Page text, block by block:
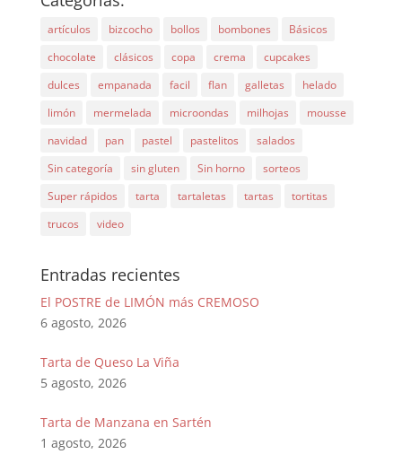
artículos bizcocho bollos bombones
Básicos
chocolate
clásicos copa crema
cupcakes
dulces
empanada facil flan galletas
helado
limón
mermelada microondas milhojas
mousse
navidad
pan pastel pastelitos
salados
Sin categoría
sin gluten Sin horno
sorteos
Super rápidos
tarta tartaletas tartas
tortitas
trucos
video
Entradas recientes
El POSTRE de LIMÓN más CREMOSO
6 agosto, 2026
Tarta de Queso La Viña
5 agosto, 2026
Tarta de Manzana en Sartén
1 agosto, 2026